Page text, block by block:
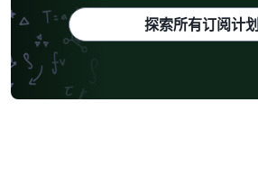
探索所有订阅计划